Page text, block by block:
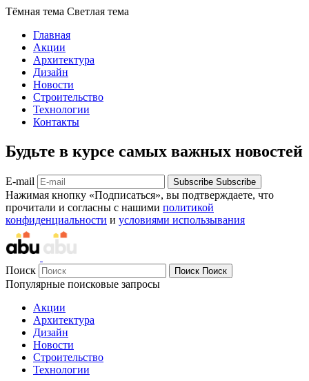
Тёмная тема Светлая тема
Главная
Акции
Архитектура
Дизайн
Новости
Строительство
Технологии
Контакты
Будьте в курсе самых важных новостей
E-mail Subscribe Subscribe
Нажимая кнопку «Подписаться», вы подтверждаете, что
прочитали и согласны с нашими политикой
конфиденциальности и условиями использывания
Поиск Поиск Поиск
Популярные поисковые запросы
Акции
Архитектура
Дизайн
Новости
Строительство
Технологии